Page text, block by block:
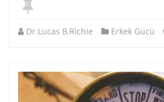
Dr.Lucas B.Richie Erkek Gücü